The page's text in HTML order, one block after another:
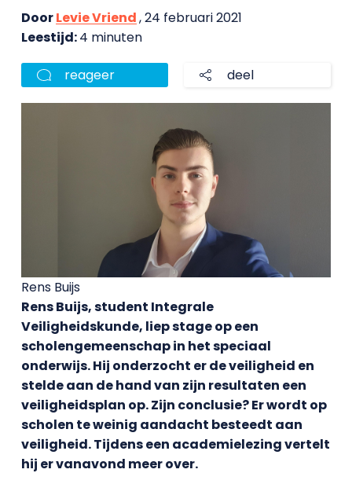
DoorLevie Vriend, 24 februari 2021
Leestijd:4 minuten
reageer deel
Rens Buijs
Rens Buijs, student Integrale
Veiligheidskunde, liep stage op een
scholengemeenschap in het speciaal
onderwijs. Hij onderzocht er de veiligheid en
stelde aan de hand van zijn resultaten een
veiligheidsplan op. Zijn conclusie? Er wordt op
scholen te weinig aandacht besteedt aan
veiligheid. Tijdens een academielezing vertelt
hij er vanavond meer over.